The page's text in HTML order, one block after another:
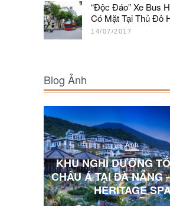
“Độc Đáo” Xe Bus
Có Mặt Tại Thủ Đô
14/07/2017
Blog Ảnh
Ảnh
KHU NGHỈ DƯỠNG
CHÂU Á TẠI ĐÀ NẴNG
HERITAGE